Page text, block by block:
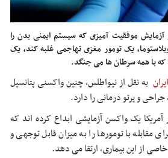
موفقیت آمیزی که سیستم ایمنی بدن را
یک تومور مغزی تهاجمی غلبه کند، یک
به نقل از نیواطلس، چنین واکسنی پتانسیل
و پرتو درمانی را دارد.
آمریکا یک واکسن آزمایشی ابداع کرده اند که
مقابله با تومورها را به میزان قابل توجهی و
از این بیماری، ارتقا می دهد.